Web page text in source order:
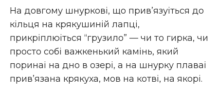
На довгому шнурковi, що прив’язуіться до
кiльця на крякушинiй лапцi,
прикрiплюіться “грузило” — чи то гирка, чи
просто собi важкенький камiнь, який
поринаі на дно в озерi, а на шнурку плаваі
прив’язана крякуха, мов на котвi, на якорi.